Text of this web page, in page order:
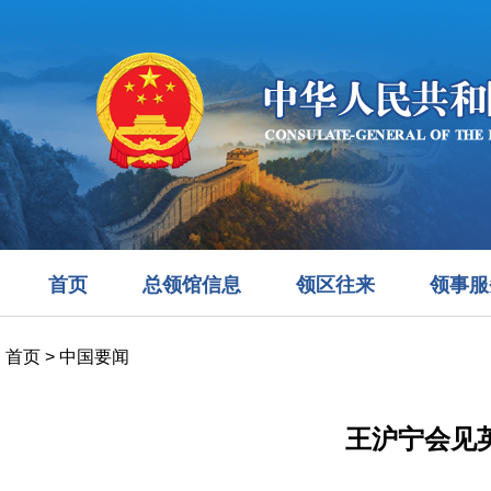
首页 总领馆信息 领区往来 领事
首页 > 中国要闻
王沪宁会见